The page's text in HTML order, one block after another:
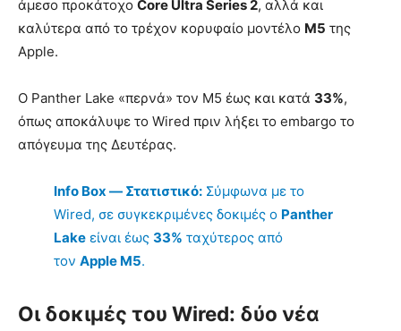
άμεσο προκάτοχο Core Ultra Series 2, αλλά και
καλύτερα από το τρέχον κορυφαίο μοντέλο M5 της
Apple.
Ο Panther Lake «περνά» τον M5 έως και κατά 33%,
όπως αποκάλυψε το Wired πριν λήξει το embargo το
απόγευμα της Δευτέρας.
Info Box — Στατιστικό: Σύμφωνα με το
Wired, σε συγκεκριμένες δοκιμές ο Panther
Lake είναι έως 33% ταχύτερος από
τον Apple M5.
Οι δοκιμές του Wired: δύο νέα